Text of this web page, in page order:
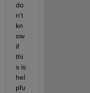
do
n't
kn
ow
if
thi
s is
hel
pfu